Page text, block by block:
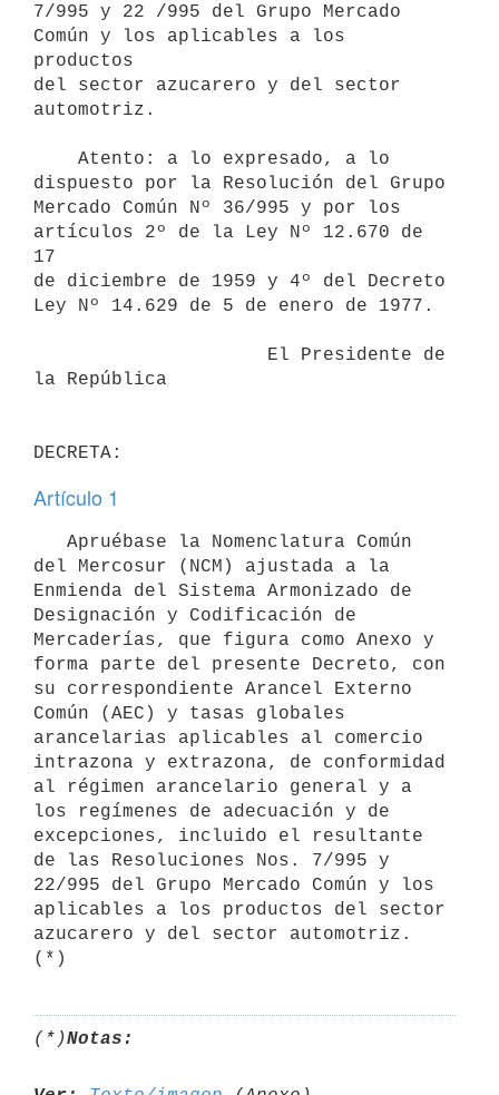
7/995 y 22 /995 del Grupo Mercado
Común y los aplicables a los
productos
del sector azucarero y del sector
automotriz.
dispuesto por la Resolución del Grupo
Mercado Común Nº 36/995 y por los
artículos 2º de la Ley Nº 12.670 de
17
de diciembre de 1959 y 4º del Decreto
Ley Nº 14.629 de 5 de enero de 1977.
la República
Artículo 1
del Mercosur (NCM) ajustada a la
Enmienda del Sistema Armonizado de
Designación y Codificación de
Mercaderías, que figura como Anexo y
forma parte del presente Decreto, con
su correspondiente Arancel Externo
Común (AEC) y tasas globales
arancelarias aplicables al comercio
intrazona y extrazona, de conformidad
al régimen arancelario general y a
los regímenes de adecuación y de
excepciones, incluido el resultante
de las Resoluciones Nos. 7/995 y
22/995 del Grupo Mercado Común y los
aplicables a los productos del sector
azucarero y del sector automotriz.
(*)Notas: